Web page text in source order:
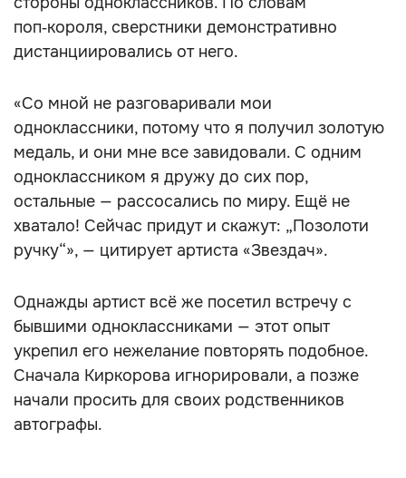
поп‑короля, сверстники демонстративно
дистанциировались от него.
«Со мной не разговаривали мои
одноклассники, потому что я получил золотую
медаль, и они мне все завидовали. С одним
одноклассником я дружу до сих пор,
остальные — рассосались по миру. Ещё не
хватало! Сейчас придут и скажут: „Позолоти
ручку“», — цитирует артиста «Звездач».
Однажды артист всё же посетил встречу с
бывшими одноклассниками — этот опыт
укрепил его нежелание повторять подобное.
Сначала Киркорова игнорировали, а позже
начали просить для своих родственников
автографы.